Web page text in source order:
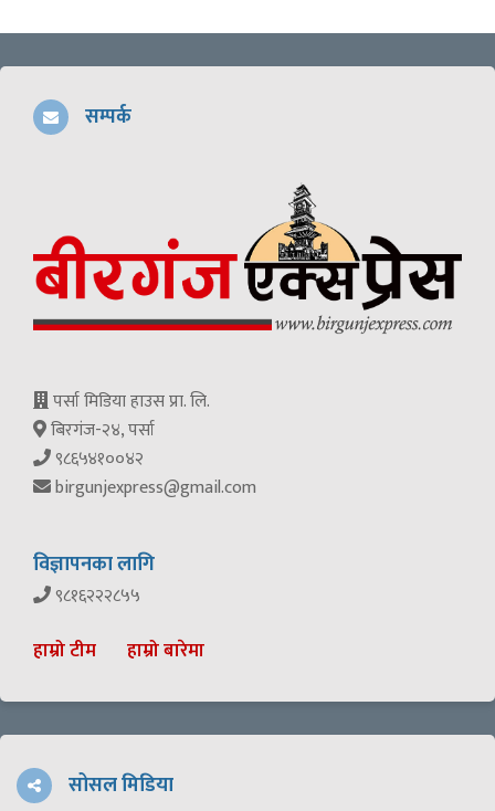
सम्पर्क
पर्सा मिडिया हाउस प्रा. लि.
बिरगंज-२४, पर्सा
९८६५४१००४२
birgunjexpress@gmail.com
विज्ञापनका लागि
९८१६२२२८५५
हाम्रो टीम हाम्रो बारेमा
सोसल मिडिया